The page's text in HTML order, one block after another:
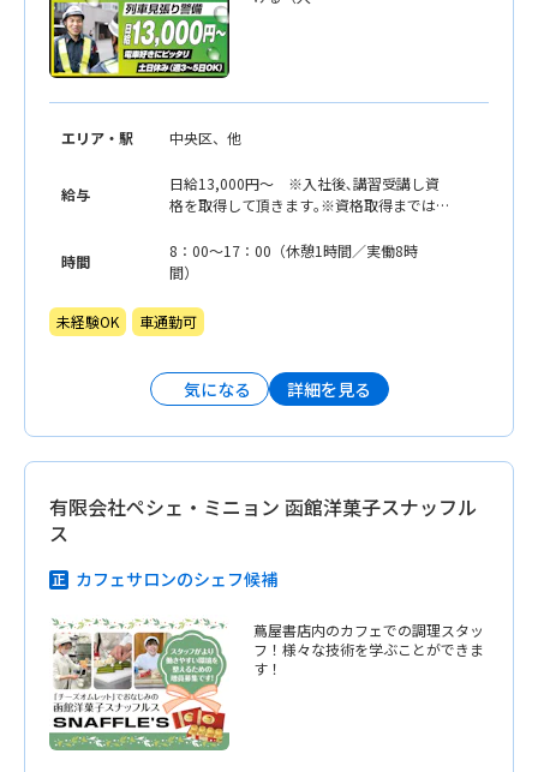
エリア・駅 中央区、他
給与
日給13,000円〜 ※入社後､講習受講し資
格を取得して頂きます｡※資格取得までは
警備業務※即日勤務OK。しっかりサポート
しますので安心です｡
時間
8：00〜17：00（休憩1時間／実働8時
間）
未経験OK 車通勤可
気になる 詳細を見る
有限会社ペシェ・ミニョン 函館洋菓子スナッフル
ス
カフェサロンのシェフ候補
蔦屋書店内のカフェでの調理スタッ
フ！様々な技術を学ぶことができま
す！